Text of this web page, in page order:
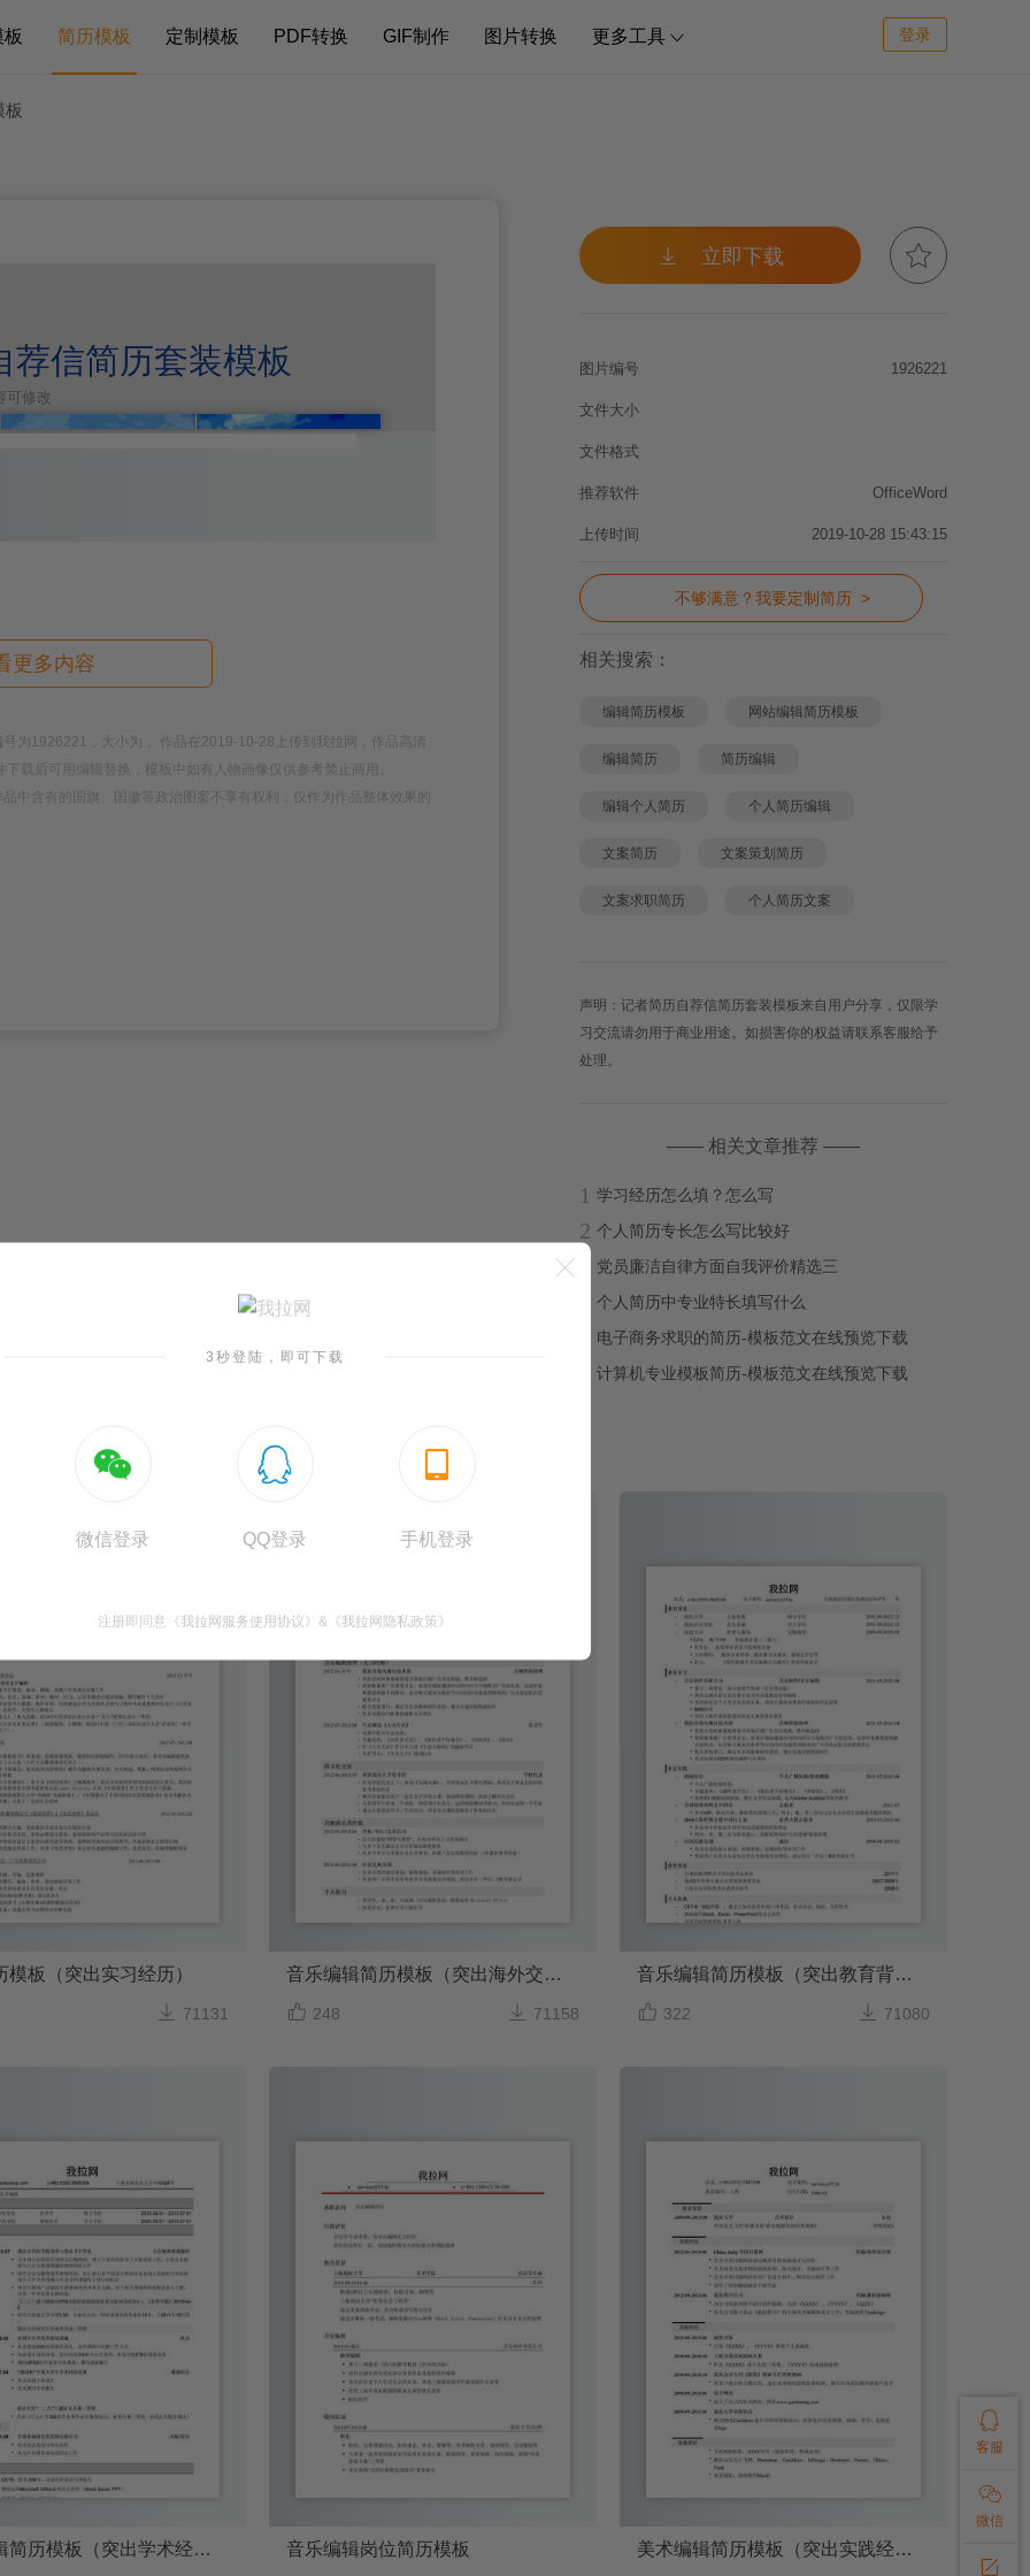
简历模板 定制模板 PDF转换 GIF制作 图片转换 更多工具  登录
板
荐信简历套装模板
可修改
更多内容
为1926221，大小为， 作品在2019-10-28上传到我拉网，作品高清
载后可用编辑替换，模板中如有人物画像仅供参考禁止商用。
中含有的国旗、国徽等政治图案不享有权利，仅作为作品整体效果的
 立即下载 
图片编号 1926221
文件大小
文件格式
推荐软件 OfficeWord
上传时间 2019-10-28 15:43:15
不够满意？我要定制简历 >
相关搜索：
编辑简历模板 网站编辑简历模板
编辑简历 简历编辑
编辑个人简历 个人简历编辑
文案简历 文案策划简历
文案求职简历 个人简历文案
声明：记者简历自荐信简历套装模板来自用户分享，仅限学
习交流请勿用于商业用途。如损害你的权益请联系客服给予
处理。
—— 相关文章推荐 ——
1 学习经历怎么填？怎么写
2 个人简历专长怎么写比较好
党员廉洁自律方面自我评价精选三
个人简历中专业特长填写什么
电子商务求职的简历-模板范文在线预览下载
计算机专业模板简历-模板范文在线预览下载
模板（突出实习经历）
 71131
音乐编辑简历模板（突出海外交流，实习经历）
 248  71158
音乐编辑简历模板（突出教育背景，实习经历）
 322  71080
医学编辑简历模板（突出学术经历） 音乐编辑岗位简历模板 美术编辑简历模板（突出实践经历）

3秒登陆，即可下载

微信登录

QQ登录

手机登录
注册即同意 《我拉网服务使用协议》 & 《我拉网隐私政策》

客服

微信
